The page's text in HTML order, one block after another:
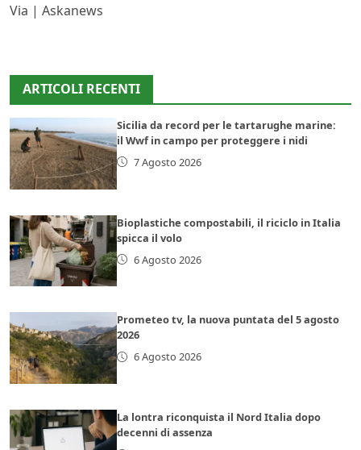
Via | Askanews
ARTICOLI RECENTI
Sicilia da record per le tartarughe marine:
il Wwf in campo per proteggere i nidi
7 Agosto 2026
Bioplastiche compostabili, il riciclo in Italia
spicca il volo
6 Agosto 2026
Prometeo tv, la nuova puntata del 5 agosto
2026
6 Agosto 2026
La lontra riconquista il Nord Italia dopo
decenni di assenza